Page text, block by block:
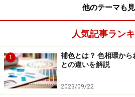
繊細で優美なリバーレースを贅
トな雰囲気漂うタイトスカート
とハイウエスト、そして長めの
わしい色香を演出します。この写
ルボタンが上品な印象のブラウ
腰高なシルエットを作り出してい
他のテーマも
人気記事ラン
1
補色とは？ 色相環か
との違いを解説
2023/09/22